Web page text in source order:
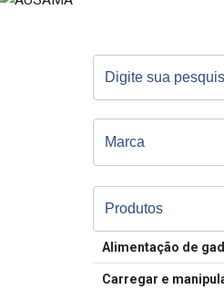
Produtos
Alimentação de
Carregar e